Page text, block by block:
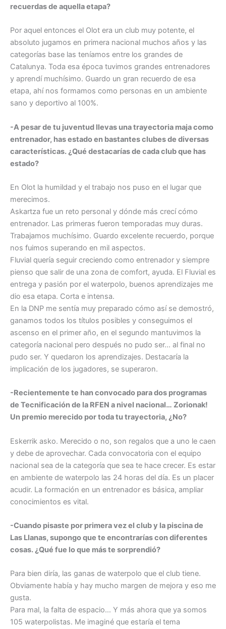
recuerdas de aquella etapa?
Por aquel entonces el Olot era un club muy potente, el
absoluto jugamos en primera nacional muchos años y las
categorías base las teníamos entre los grandes de
Catalunya. Toda esa época tuvimos grandes entrenadores
y aprendí muchísimo. Guardo un gran recuerdo de esa
etapa, ahí nos formamos como personas en un ambiente
sano y deportivo al 100%.
-A pesar de tu juventud llevas una trayectoria maja como
entrenador, has estado en bastantes clubes de diversas
características. ¿Qué destacarías de cada club que has
estado?
En Olot la humildad y el trabajo nos puso en el lugar que
merecimos.
Askartza fue un reto personal y dónde más crecí cómo
entrenador. Las primeras fueron temporadas muy duras.
Trabajamos muchísimo. Guardo excelente recuerdo, porque
nos fuimos superando en mil aspectos.
Fluvial quería seguir creciendo como entrenador y siempre
pienso que salir de una zona de comfort, ayuda. El Fluvial es
entrega y pasión por el waterpolo, buenos aprendizajes me
dio esa etapa. Corta e intensa.
En la DNP me sentía muy preparado cómo así se demostró,
ganamos todos los títulos posibles y conseguimos el
ascenso en el primer año, en el segundo mantuvimos la
categoría nacional pero después no pudo ser… al final no
pudo ser. Y quedaron los aprendizajes. Destacaría la
implicación de los jugadores, se superaron.
-Recientemente te han convocado para dos programas
de Tecnificación de la RFEN a nivel nacional… Zorionak!
Un premio merecido por toda tu trayectoria, ¿No?
Eskerrik asko. Merecido o no, son regalos que a uno le caen
y debe de aprovechar. Cada convocatoria con el equipo
nacional sea de la categoría que sea te hace crecer. Es estar
en ambiente de waterpolo las 24 horas del día. Es un placer
acudir. La formación en un entrenador es básica, ampliar
conocimientos es vital.
-Cuando pisaste por primera vez el club y la piscina de
Las Llanas, supongo que te encontrarías con diferentes
cosas. ¿Qué fue lo que más te sorprendió?
Para bien diría, las ganas de waterpolo que el club tiene.
Obviamente había y hay mucho margen de mejora y eso me
gusta.
Para mal, la falta de espacio… Y más ahora que ya somos
105 waterpolistas. Me imaginé que estaría el tema